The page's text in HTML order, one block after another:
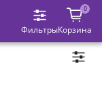
Фильтры
0
Корзина